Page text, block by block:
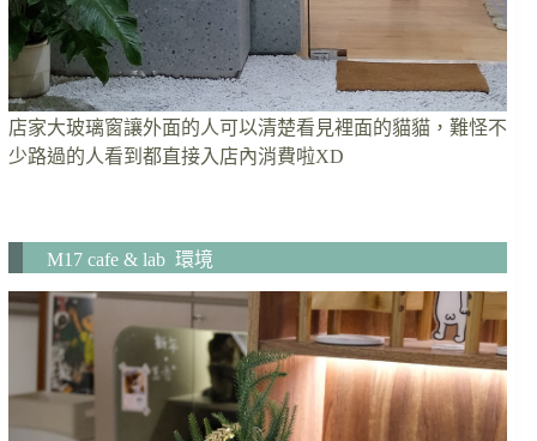
店家大玻璃窗讓外面的人可以清楚看見裡面的貓貓，難怪不
少路過的人看到都直接入店內消費啦XD
M17 cafe & lab 環境